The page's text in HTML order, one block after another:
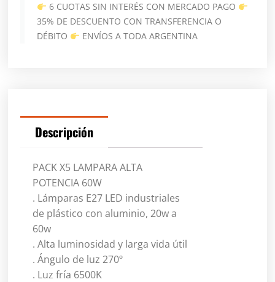
6 CUOTAS SIN INTERÉS CON MERCADO PAGO
35% DE DESCUENTO CON TRANSFERENCIA O
DÉBITO
ENVÍOS A TODA ARGENTINA
Descripción
PACK X5 LAMPARA ALTA
POTENCIA 60W
. Lámparas E27 LED industriales
de plástico con aluminio, 20w a
60w
. Alta luminosidad y larga vida útil
. Ángulo de luz 270º
. Luz fría 6500K